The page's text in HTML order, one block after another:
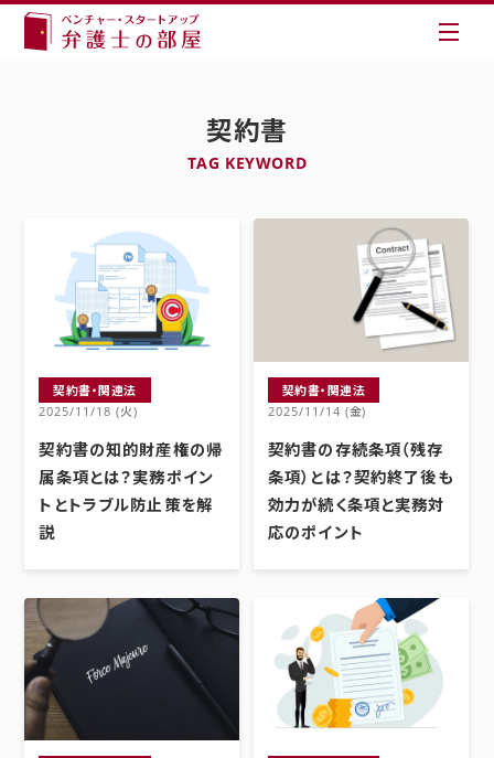
契約書
TAG KEYWORD
契約書・関連法
2025/11/18 (火)
契約書の知的財産権の帰
属条項とは？実務ポイン
トとトラブル防止策を解
説
契約書・関連法
2025/11/14 (金)
契約書の存続条項（残存
条項）とは？契約終了後も
効力が続く条項と実務対
応のポイント